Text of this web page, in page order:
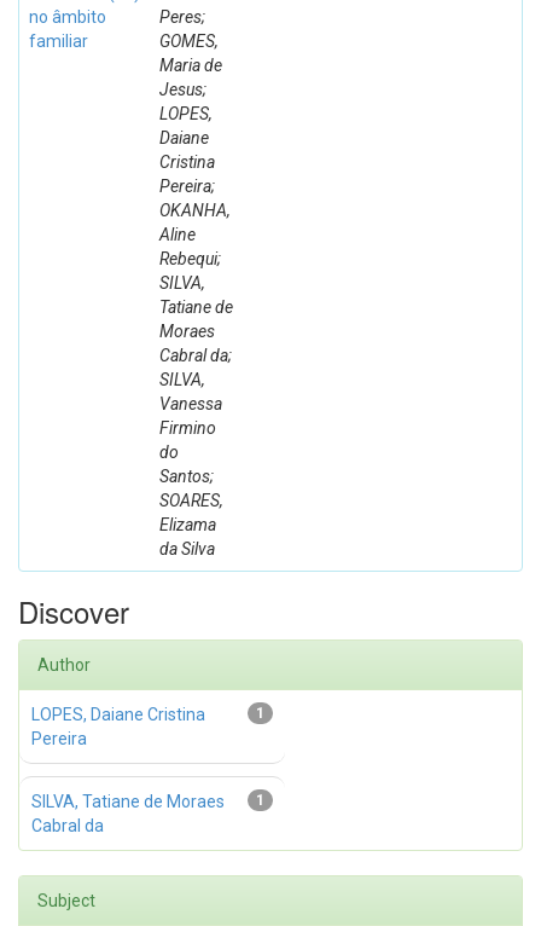
no âmbito
familiar
Peres;
GOMES,
Maria de
Jesus;
LOPES,
Daiane
Cristina
Pereira;
OKANHA,
Aline
Rebequi;
SILVA,
Tatiane de
Moraes
Cabral da;
SILVA,
Vanessa
Firmino
do
Santos;
SOARES,
Elizama
da Silva
Discover
Author
1
LOPES, Daiane Cristina
Pereira
1
SILVA, Tatiane de Moraes
Cabral da
Subject